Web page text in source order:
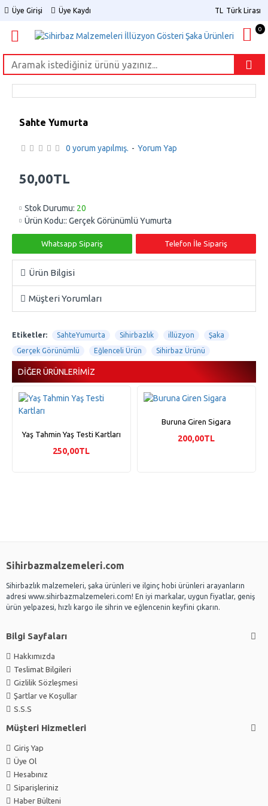
Üye Girişi Üye Kaydı TL Türk Lirası
0
Sahte Yumurta
Stok Durumu: 20
Ürün Kodu:: Gerçek Görünümlü Yumurta
0 yorum yapılmış. - Yorum Yap
50,00TL
Whatsapp Sipariş Telefon İle Sipariş
Ürün Bilgisi
Müşteri Yorumları
Etiketler: SahteYumurta Sihirbazlık illüzyon
Şaka
Gerçek Görünümlü
Eğlenceli Ürün Sihirbaz Ürünü
DIĞER ÜRÜNLERIMIZ
Yaş Tahmin Yaş Testi Kartları
250,00TL
Buruna Giren Sigara
200,00TL
Sihirbazmalzemeleri.com
Sihirbazlık malzemeleri, şaka ürünleri ve ilginç hobi ürünleri arayanların
adresi www.sihirbazmalzemeleri.com! En iyi markalar, uygun fiyatlar, geniş
ürün yelpazesi, hızlı kargo ile sihrin ve eğlencenin keyfini çıkarın.
Bilgi Sayfaları
Hakkımızda
Teslimat Bilgileri
Gizlilik Sözleşmesi
Şartlar ve Koşullar
S.S.S
Müşteri Hizmetleri
Giriş Yap
Üye Ol
Hesabınız
Siparişleriniz
Haber Bülteni